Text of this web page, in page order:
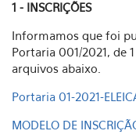
1 - INSCRIÇÕES
Informamos que foi
Portaria 001/2021, de
arquivos abaixo.
Portaria 01-2021-
MODELO DE